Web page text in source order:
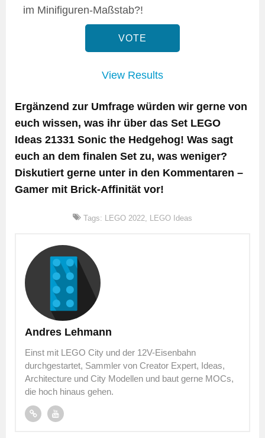
im Minifiguren-Maßstab?!
View Results
Ergänzend zur Umfrage würden wir gerne von
euch wissen, was ihr über das Set LEGO
Ideas 21331 Sonic the Hedgehog! Was sagt
euch an dem finalen Set zu, was weniger?
Diskutiert gerne unter in den Kommentaren –
Gamer mit Brick-Affinität vor!
Tags: LEGO 2022 LEGO Ideas
Andres Lehmann
Einst mit LEGO City und der 12V-Eisenbahn
durchgestartet, Sammler von Creator Expert, Ideas,
Architecture und City Modellen und baut gerne MOCs,
die hoch hinaus gehen.